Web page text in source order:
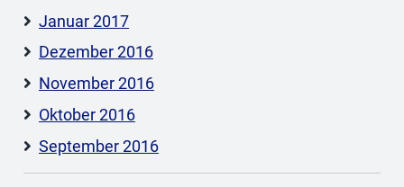
Januar 2017
Dezember 2016
November 2016
Oktober 2016
September 2016